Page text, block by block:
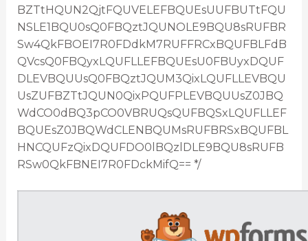
BZTtHQUN2QjtFQUVELEFBQUEsUUFBUTtFQU
NSLE1BQU0sQ0FBQztJQUNOLE9BQU8sRUFBR
Sw4QkFBOEI7R0FDdkM7RUFFRCxBQUFBLFdB
QVcsQ0FBQyxLQUFLLEFBQUEsU0FBUyxDQUF
DLEVBQUUsQ0FBQztJQUM3QixLQUFLLEVBQU
UsZUFBZTtJQUN0QixPQUFPLEVBQUUsZ0JBQ
WdCO0dBQ3pCO0VBRUQsQUFBQSxLQUFLLEF
BQUEsZ0JBQWdCLENBQUMsRUFBRSxBQUFBL
HNCQUFzQixDQUFDO0lBQzlDLE9BQU8sRUFB
RSw0QkFBNEI7R0FDckMifQ== */